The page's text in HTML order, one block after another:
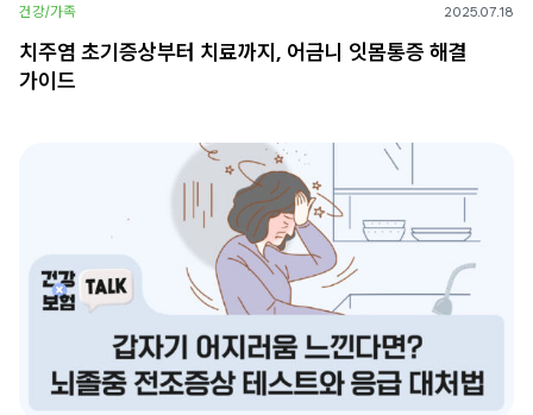
건강/가족 2025.07.18
치주염 초기증상부터 치료까지, 어금니 잇몸통증 해결
가이드